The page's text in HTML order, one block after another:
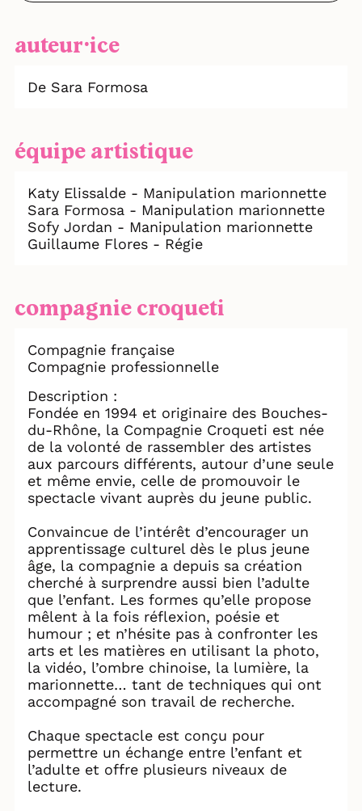
auteur⸱ice
De Sara Formosa
équipe artistique
Katy Elissalde - Manipulation marionnette
Sara Formosa - Manipulation marionnette
Sofy Jordan - Manipulation marionnette
Guillaume Flores - Régie
compagnie croqueti
Compagnie française
Compagnie professionnelle
Description :
Fondée en 1994 et originaire des Bouches-
du-Rhône, la Compagnie Croqueti est née
de la volonté de rassembler des artistes
aux parcours différents, autour d’une seule
et même envie, celle de promouvoir le
spectacle vivant auprès du jeune public.
Convaincue de l’intérêt d’encourager un
apprentissage culturel dès le plus jeune
âge, la compagnie a depuis sa création
cherché à surprendre aussi bien l’adulte
que l’enfant. Les formes qu’elle propose
mêlent à la fois réflexion, poésie et
humour ; et n’hésite pas à confronter les
arts et les matières en utilisant la photo,
la vidéo, l’ombre chinoise, la lumière, la
marionnette… tant de techniques qui ont
accompagné son travail de recherche.
Chaque spectacle est conçu pour
permettre un échange entre l’enfant et
l’adulte et offre plusieurs niveaux de
lecture.